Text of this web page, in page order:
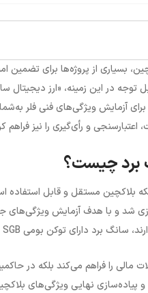
برد چیست؟
ارز دیجیتال سانگ برد
برد از صرافی ارزینجا
بسیاری از پروژه‌ها برای
توجه در این زمینه، «ارز
برای آزمایش ویژگی‌های فنی فلر
و رأی‌گیری را نیز
برد چیست؟
بلاکچین مستقل و قابل استفاده
سپتامبر ۲۰۲۱ راه‌اندازی شد و با هدف
سانگ برد دارای توکن بومی
مالی را فراهم می‌کند بلکه در
و پیاده‌سازی نهایی ویژگی‌های